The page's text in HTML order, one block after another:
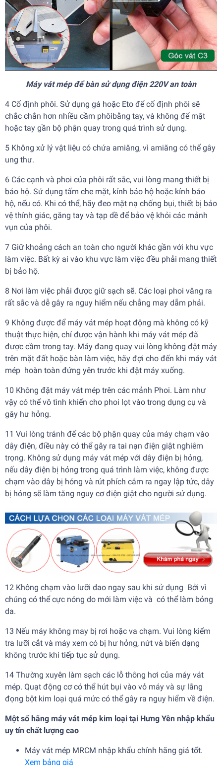
Máy vát mép để bàn sử dụng điện 220V an toàn
4 Cố định phôi. Sử dụng gá hoặc Eto để cố định phôi sẽ
chắc chắn hơn nhiều cầm phôibằng tay, và không để mặt
hoặc tay gần bộ phận quay trong quá trình sử dụng.
5 Không xử lý vật liệu có chứa amiăng, vì amiăng có thể gây
ung thư.
6 Các cạnh và phoi của phôi rất sắc, vui lòng mang thiết bị
bảo hộ. Sử dụng tấm che mặt, kính bảo hộ hoặc kính bảo
hộ, nếu có. Khi có thể, hãy đeo mặt nạ chống bụi, thiết bị bảo
vệ thính giác, găng tay và tạp dề để bảo vệ khỏi các mảnh
vụn của phôi.
7 Giữ khoảng cách an toàn cho người khác gần với khu vực
làm việc. Bất kỳ ai vào khu vực làm việc đều phải mang thiết
bị bảo hộ.
8 Nơi làm việc phải được giữ sạch sẽ. Các loại phoi văng ra
rất sắc và dễ gây ra nguy hiểm nếu chẳng may dẵm phải.
9 Không được để máy vát mép hoạt động mà không có kỹ
thuật thực hiện, chỉ được vận hành khi máy vát mép đã
được cầm trong tay. Máy đang quay vui lòng không đặt máy
trên mặt đất hoặc bàn làm việc, hãy đợi cho đến khi máy vát
mép hoàn toàn đứng yên trước khi đặt máy xuống.
10 Không đặt máy vát mép trên các mảnh Phoi. Làm như
vậy có thể vô tình khiến cho phoi lọt vào trong dụng cụ và
gây hư hỏng.
11 Vui lòng tránh để các bộ phận quay của máy chạm vào
dây điện, điều này có thể gây ra tai nạn điện giật nghiêm
trọng. Không sử dụng máy vát mép với dây điện bị hỏng,
nếu dây điện bị hỏng trong quá trình làm việc, không được
chạm vào dây bị hỏng và rút phích cắm ra ngay lập tức, dây
bị hỏng sẽ làm tăng nguy cơ điện giật cho người sử dụng.
12 Không chạm vào lưỡi dao ngay sau khi sử dụng Bởi vì
chúng có thể cực nóng do mới làm việc và có thể làm bỏng
da.
13 Nếu máy không may bị rơi hoặc va chạm. Vui lòng kiểm
tra lưỡi cắt và máy xem có bị hư hỏng, nứt và biến dạng
không trước khi tiếp tục sử dụng.
14 Thường xuyên làm sạch các lỗ thông hơi của máy vát
mép. Quạt động cơ có thể hút bụi vào vỏ máy và sự lắng
đọng bột kim loại quá mức có thể gây ra nguy hiểm về điện.
Một số hãng máy vát mép kim loại tại Hưng Yên nhập khẩu
uy tín chất lượng cao
Máy vát mép MRCM nhập khẩu chính hãng giá tốt.
Xem bảng giá